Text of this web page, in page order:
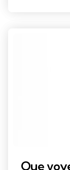
Que